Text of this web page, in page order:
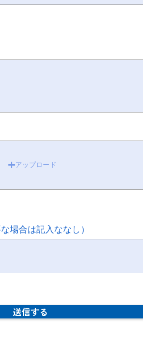
アップロード
場合は記入ななし）
送信する